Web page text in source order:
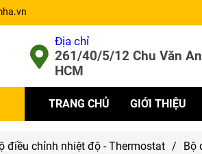
Địa chỉ
261/40/5/12 Chu Văn
HCM
TRANG CHỦ GIỚI THIỆU
điều chỉnh nhiệt độ - Thermostat / Bộ